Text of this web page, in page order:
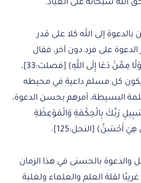
الله سبحانه على العباد.
إلى الله كلا على قدر
على فرد دون آخر، فقال
تعالى: (وَمَنْ أَحْسَنُ قَوْلًا مِمَّنْ دَعَا إِلَى اللَّهِ) [فصلت:33]،
يكون كل مسلم داعية في محيطه
البسيطة، أمرهم بحسن الدعوة،
سَبِيلِ رَبِّكَ بِالْحِكْمَةِ وَالْمَوْعِظَةِ
أَحْسَنُ) [النحل:125].
والدعوة بالحسنى في هذا الزمان
لقلة العلم والعلماء ولغلبة